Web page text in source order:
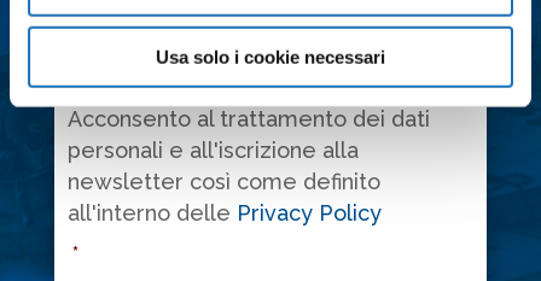
Usa solo i cookie necessari
Consenso *
Acconsento al trattamento dei dati
personali e all'iscrizione alla
newsletter così come definito
all'interno delle Privacy Policy
*